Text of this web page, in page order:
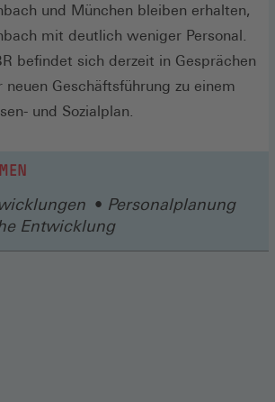
und München bleiben erhalten,
mit deutlich weniger Personal.
befindet sich derzeit in Gesprächen
neuen Geschäftsführung zu einem
und Sozialplan.
Personalplanung
Entwicklung